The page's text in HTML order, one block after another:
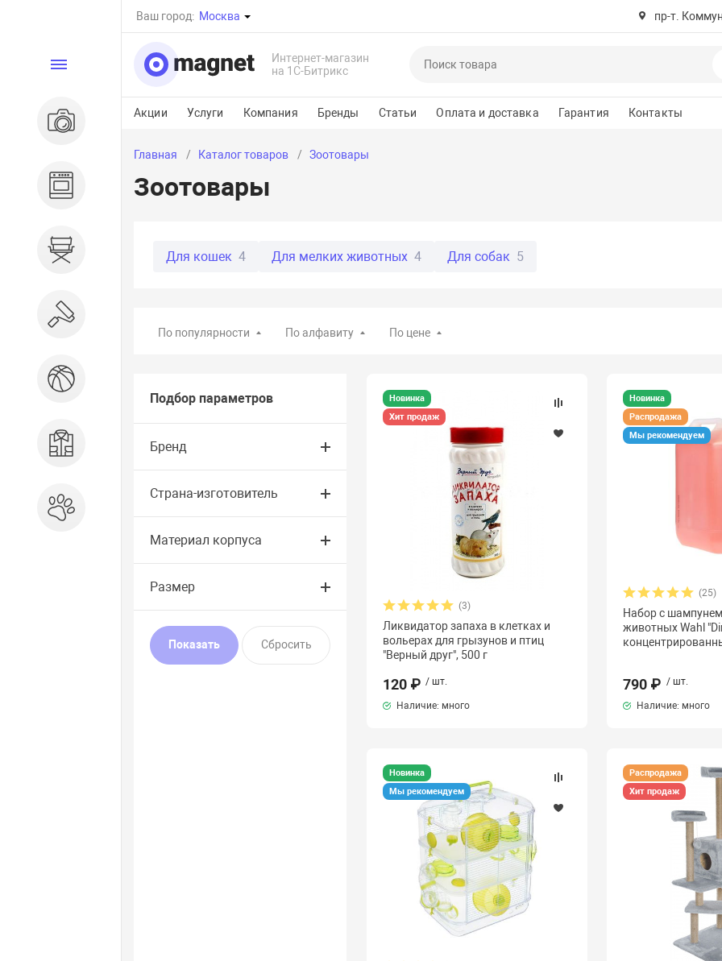
Ваш город: Москва пр-т.
Интернет-магазин
на 1С-Битрикс
Акции Услуги Компания Бренды Статьи Оплата и доставка Гарантия Контакты
Каталог
Электроника
Бытовая техника
Одежда, обувь, аксессуары
Главная Каталог товаров Зоотовары
Зоотовары
Для кошек 4 Для мелких животных 4 Для собак 5
По популярности По алфавиту По цене
Подбор параметров
Бренд
Страна-изготовитель
Материал корпуса
Размер
Новинка
Хит продаж
(3)
Ликвидатор запаха в клетках и
вольерах для грызунов и птиц
"Верный друг", 500 г
120 ₽ / шт.
Наличие: много
Новинка
Распродажа
Мы рекомендуем
(25)
Набор с
животных Wahl
790 ₽ / шт.
Наличие: много
Новинка
Мы рекомендуем
Распродажа
Хит продаж